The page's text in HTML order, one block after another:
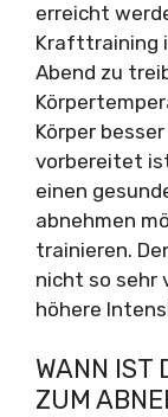
erreicht
Krafttraining
Abend zu
Körper
vorbereitet
einen
abnehmen
trainieren.
nicht so sehr
höhere
WANN IST
ZUM